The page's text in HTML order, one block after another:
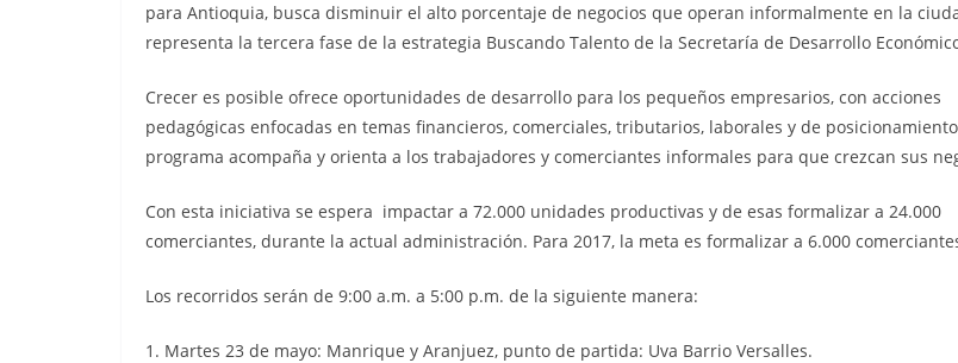
para Antioquia, busca disminuir el alto porcentaje de negocios que operan informalmente en la
representa la tercera fase de la estrategia Buscando Talento de la Secretaría de Desarrollo
Crecer es posible ofrece oportunidades de desarrollo para los pequeños empresarios, con acciones
pedagógicas enfocadas en temas financieros, comerciales, tributarios, laborales y de
programa acompaña y orienta a los trabajadores y comerciantes informales para que crezcan sus
Con esta iniciativa se espera impactar a 72.000 unidades productivas y de esas formalizar a 24.000
comerciantes, durante la actual administración. Para 2017, la meta es formalizar a 6.000
Los recorridos serán de 9:00 a.m. a 5:00 p.m. de la siguiente manera:
1. Martes 23 de mayo: Manrique y Aranjuez, punto de partida: Uva Barrio Versalles.